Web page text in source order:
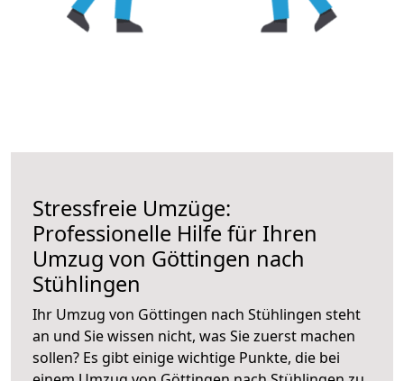
Stressfreie Umzüge:
Professionelle Hilfe für Ihren
Umzug von Göttingen nach
Stühlingen
Ihr Umzug von Göttingen nach Stühlingen steht
an und Sie wissen nicht, was Sie zuerst machen
sollen? Es gibt einige wichtige Punkte, die bei